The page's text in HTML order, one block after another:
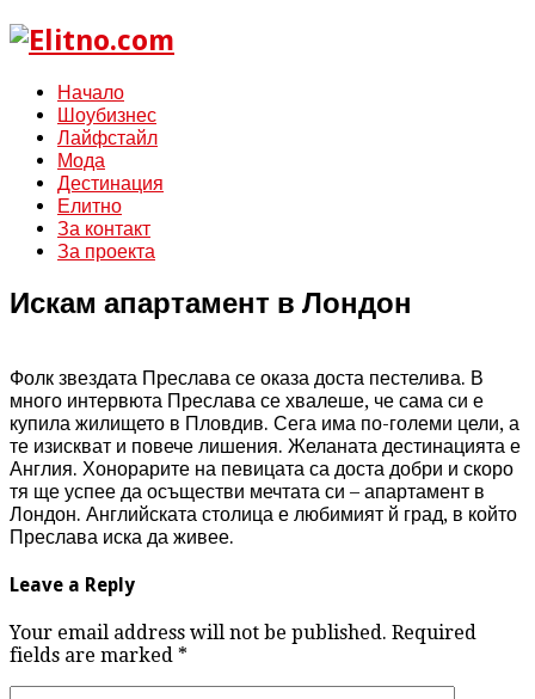
Начало
Шоубизнес
Лайфстайл
Мода
Дестинация
Елитно
За контакт
За проекта
Искам апартамент в Лондон
Фолк звездата Преслава се оказа доста пестелива. В
много интервюта Преслава се хвалеше, че сама си е
купила жилището в Пловдив. Сега има по-големи цели, а
те изискват и повече лишения. Желаната дестинацията е
Англия. Хонорарите на певицата са доста добри и скоро
тя ще успее да осъществи мечтата си – апартамент в
Лондон. Английската столица е любимият й град, в който
Преслава иска да живее.
Leave a Reply
Your email address will not be published. Required
fields are marked *